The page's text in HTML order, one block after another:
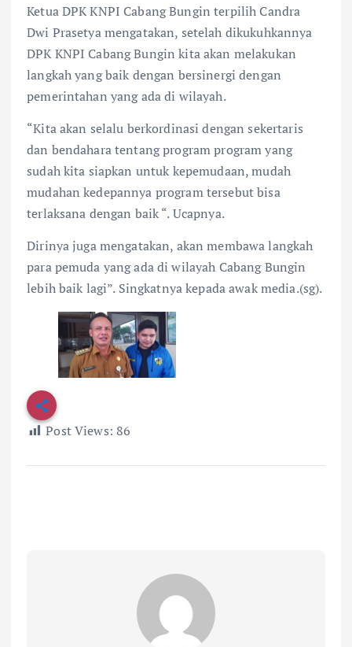
Ketua DPK KNPI Cabang Bungin terpilih Candra
Dwi Prasetya mengatakan, setelah dikukuhkannya
DPK KNPI Cabang Bungin kita akan melakukan
langkah yang baik dengan bersinergi dengan
pemerintahan yang ada di wilayah.
“Kita akan selalu berkordinasi dengan sekertaris
dan bendahara tentang program program yang
sudah kita siapkan untuk kepemudaan, mudah
mudahan kedepannya program tersebut bisa
terlaksana dengan baik “. Ucapnya.
Dirinya juga mengatakan, akan membawa langkah
para pemuda yang ada di wilayah Cabang Bungin
lebih baik lagi”. Singkatnya kepada awak media.(sg).
Post Views: 86